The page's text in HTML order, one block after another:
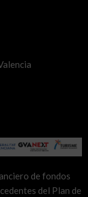
de fondos
del Plan de